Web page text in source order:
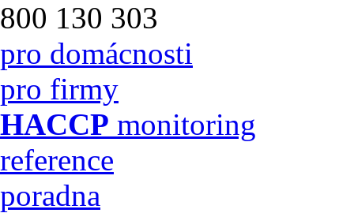
800 130 303
pro domácnosti
pro firmy
HACCP monitoring
reference
poradna